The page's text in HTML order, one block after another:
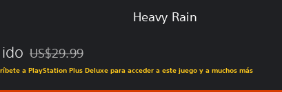
Heavy Rain
Rebajado del precio original de US$29.99
US$29.99
a PlayStation Plus Deluxe para acceder a este juego y a muchos más